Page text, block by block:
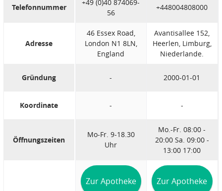
Telefonnummer
+49 (0)40 874069-
56
+448004808000
Adresse
46 Essex Road,
London N1 8LN,
England
Avantisallee 152,
Heerlen, Limburg,
Niederlande.
Gründung - 2000-01-01
Koordinate - -
Öffnungszeiten
Mo-Fr. 9-18.30
Uhr
Mo.-Fr. 08:00 -
20:00 Sa. 09:00 -
13:00 17:00
Zur Apotheke Zur Apotheke